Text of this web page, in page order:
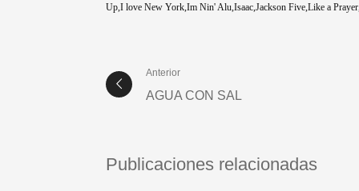
Up I love New York Im Nin' Alu Isaac Jackson Five Like a Prayer
Anterior
AGUA CON SAL
Publicaciones relacionadas